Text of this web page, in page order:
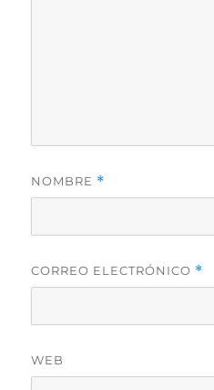
NOMBRE *
CORREO ELECTRÓNICO *
WEB